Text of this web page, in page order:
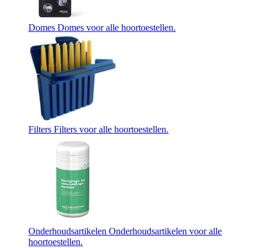
Domes Domes voor alle hoortoestellen.
Filters Filters voor alle hoortoestellen.
Onderhoudsartikelen Onderhoudsartikelen voor alle
hoortoestellen.